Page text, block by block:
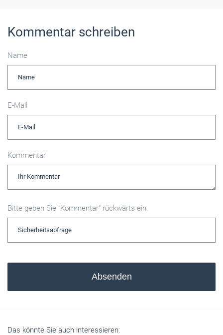
Kommentar schreiben
Name
E-Mail
Kommentar
Bitte geben Sie "Kommentar" rückwärts ein.
Absenden
Das könnte Sie auch interessieren: